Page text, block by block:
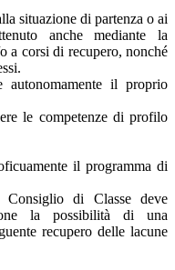
situazione di partenza o ai
anche mediante la
a corsi di recupero, nonché
autonomamente il proprio
le competenze di profilo
il programma di
di Classe deve
la possibilità di una
recupero delle lacune